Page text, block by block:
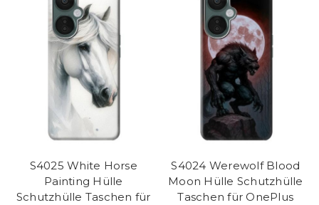
S4025 White Horse
Painting Hülle
Schutzhülle Taschen für
S4024 Werewolf Blood
Moon Hülle Schutzhülle
Taschen für OnePlus